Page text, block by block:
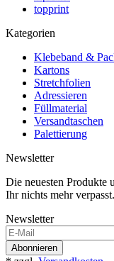
topprint
Kategorien
Klebeband &
Kartons
Stretchfolien
Adressieren
Füllmaterial
Versandtaschen
Palettierung
Newsletter
Die neuesten Produkte
Ihr nichts mehr verpasst.
Newsletter
Abonnieren